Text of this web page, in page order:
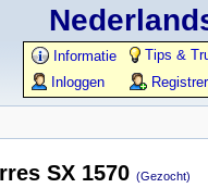
Informatie
Tips &
Inloggen
SX 1570 (Gezocht)